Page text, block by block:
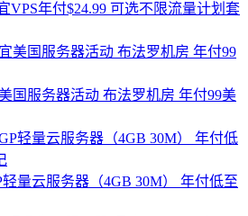
VPS年付$24.99 可选不限流量计划套
国服务器活动 布法罗机房 年付99美
量云服务器（4GB 30M） 年付低至